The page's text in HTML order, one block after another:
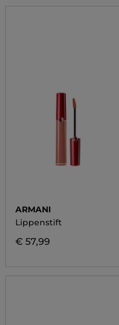
ARMANI
Lippenstift
€ 57,99